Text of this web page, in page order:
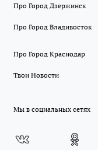
Про Город Дзержинск
Про Город Владивосток
Про Город Краснодар
Твои Новости
Мы в социальных сетях